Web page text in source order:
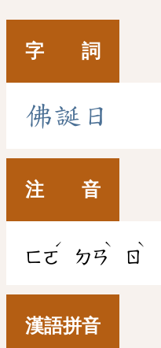
字 詞
佛誕 日
注 音
ㄈㄛ
ˊ
ㄉㄢ
ˋ
ㄖ
ˋ
漢語拼音